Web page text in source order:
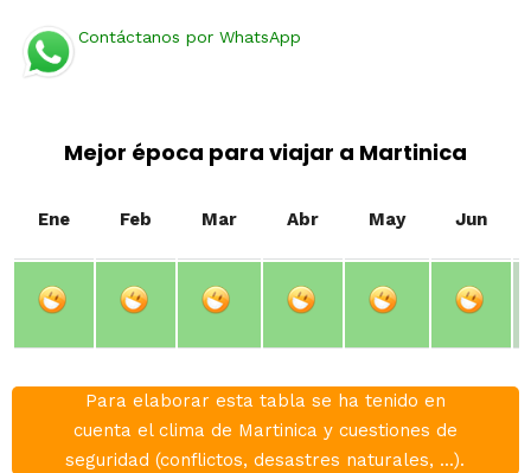
Contáctanos por WhatsApp
Mejor época para viajar a Martinica
Ene Feb Mar Abr May Jun
Para elaborar esta tabla se ha tenido en
cuenta el clima de Martinica y cuestiones de
seguridad (conflictos, desastres naturales, ...).